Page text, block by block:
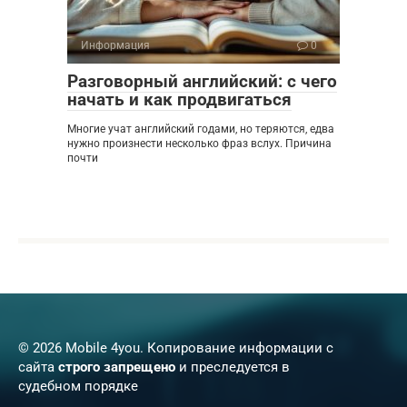
Информация 0
Разговорный английский: с чего
начать и как продвигаться
Многие учат английский годами, но теряются, едва
нужно произнести несколько фраз вслух. Причина
почти
© 2026 Mobile 4you. Копирование информации с
сайта строго запрещено и преследуется в
судебном порядке